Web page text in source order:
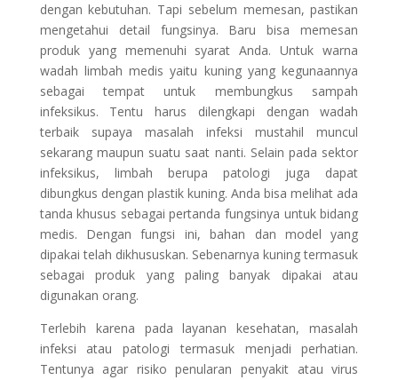
dengan kebutuhan. Tapi sebelum memesan, pastikan
mengetahui detail fungsinya. Baru bisa memesan
produk yang memenuhi syarat Anda. Untuk warna
wadah limbah medis yaitu kuning yang kegunaannya
sebagai tempat untuk membungkus sampah
infeksikus. Tentu harus dilengkapi dengan wadah
terbaik supaya masalah infeksi mustahil muncul
sekarang maupun suatu saat nanti. Selain pada sektor
infeksikus, limbah berupa patologi juga dapat
dibungkus dengan plastik kuning. Anda bisa melihat ada
tanda khusus sebagai pertanda fungsinya untuk bidang
medis. Dengan fungsi ini, bahan dan model yang
dipakai telah dikhususkan. Sebenarnya kuning termasuk
sebagai produk yang paling banyak dipakai atau
digunakan orang.
Terlebih karena pada layanan kesehatan, masalah
infeksi atau patologi termasuk menjadi perhatian.
Tentunya agar risiko penularan penyakit atau virus